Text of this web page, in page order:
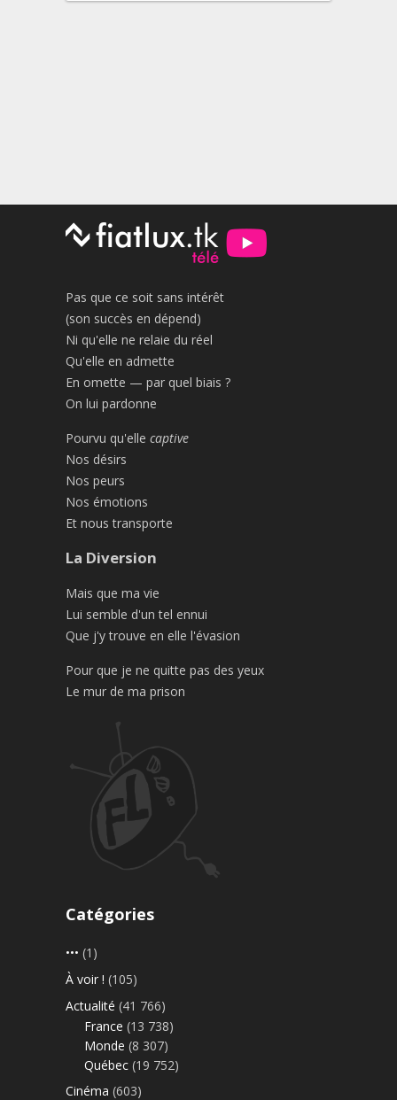
Pas que ce soit sans intérêt
(son succès en dépend)
Ni qu'elle ne relaie du réel
Qu'elle en admette
En omette — par quel biais ?
On lui pardonne
Pourvu qu'elle captive
Nos désirs
Nos peurs
Nos émotions
Et nous transporte
La Diversion
Mais que ma vie
Lui semble d'un tel ennui
Que j'y trouve en elle l'évasion
Pour que je ne quitte pas des yeux
Le mur de ma prison
Catégories
••• (1)
À voir ! (105)
Actualité (41 766)
France (13 738)
Monde (8 307)
Québec (19 752)
Cinéma (603)